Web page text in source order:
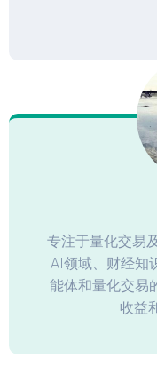
专注于量化交易
AI领域、财经知
能体和量化交易
收益